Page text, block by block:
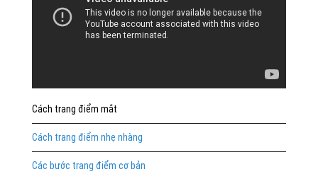
Cách trang điểm mắt
Cách trang điểm nhẹ nhàng
Các bước trang điểm cơ bản